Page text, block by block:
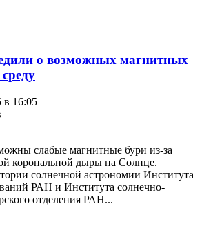
о возможных магнитных
в 16:05
слабые магнитные бури из-за
корональной дыры на Солнце.
солнечной астрономии Института
РАН и Института солнечно-
отделения РАН...